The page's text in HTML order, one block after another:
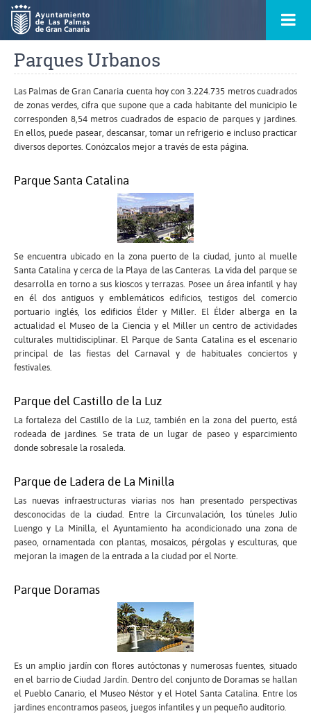
contenido
principal
Menú
Parques Urbanos
Las Palmas de Gran Canaria cuenta hoy con 3.224.735 metros cuadrados
de zonas verdes, cifra que supone que a cada habitante del municipio le
corresponden 8,54 metros cuadrados de espacio de parques y jardines.
En ellos, puede pasear, descansar, tomar un refrigerio e incluso practicar
diversos deportes. Conózcalos mejor a través de esta página.
Parque Santa Catalina
Se encuentra ubicado en la zona puerto de la ciudad, junto al muelle
Santa Catalina y cerca de la Playa de las Canteras. La vida del parque se
desarrolla en torno a sus kioscos y terrazas. Posee un área infantil y hay
en él dos antiguos y emblemáticos edificios, testigos del comercio
portuario inglés, los edificios Élder y Miller. El Élder alberga en la
actualidad el Museo de la Ciencia y el Miller un centro de actividades
culturales multidisciplinar. El Parque de Santa Catalina es el escenario
principal de las fiestas del Carnaval y de habituales conciertos y
festivales.
Parque del Castillo de la Luz
La fortaleza del Castillo de la Luz, también en la zona del puerto, está
rodeada de jardines. Se trata de un lugar de paseo y esparcimiento
donde sobresale la rosaleda.
Parque de Ladera de La Minilla
Las nuevas infraestructuras viarias nos han presentado perspectivas
desconocidas de la ciudad. Entre la Circunvalación, los túneles Julio
Luengo y La Minilla, el Ayuntamiento ha acondicionado una zona de
paseo, ornamentada con plantas, mosaicos, pérgolas y esculturas, que
mejoran la imagen de la entrada a la ciudad por el Norte.
Parque Doramas
Es un amplio jardín con flores autóctonas y numerosas fuentes, situado
en el barrio de Ciudad Jardín. Dentro del conjunto de Doramas se hallan
el Pueblo Canario, el Museo Néstor y el Hotel Santa Catalina. Entre los
jardines encontramos paseos, juegos infantiles y un pequeño auditorio.